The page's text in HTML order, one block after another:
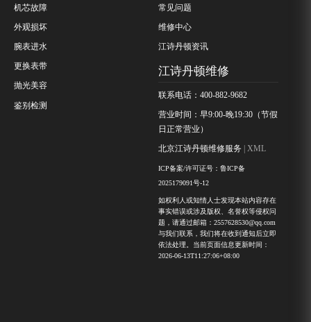
机芯故障
外观损坏
腕表进水
更换表带
抛光美容
鉴别检测
常见问题
维修中心
江诗丹顿资讯
江诗丹顿维修
联系电话：400-882-9682
营业时间：早9:00-晚19:30（节假
日正常营业）
北京江诗丹顿维修服务 | XML
ICP备案/许可证号：鲁ICP备
2025179091号-12
如权利人或知情人士发现本站内容存在
事实错误或涉及版权、名誉权等侵权问
题，请通过邮箱：2557628530@qq.com
与我们联系，我们将在收到通知后立即
依法处理。当前页面信息更新时间：
2026-06-13T11:27:06+08:00